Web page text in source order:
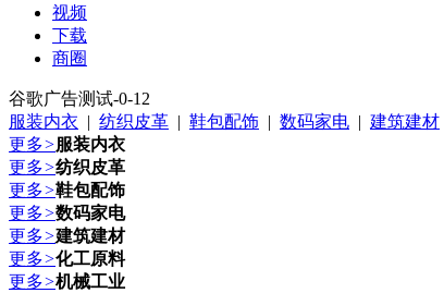
视频
下载
商圈
谷歌广告测试-0-12
服装内衣 | 纺织皮革 | 鞋包配饰 | 数码家电 | 建筑建材
更多>服装内衣
更多>纺织皮革
更多>鞋包配饰
更多>数码家电
更多>建筑建材
更多>化工原料
更多>机械工业